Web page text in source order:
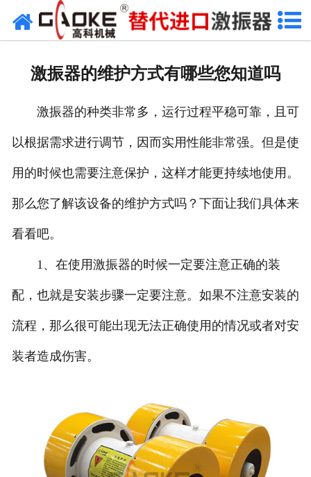
首页
联系高科
激振器的维护方式有哪些您知道吗
激振器的种类非常多，运行过程平稳可靠，且可
以根据需求进行调节，因而实用性能非常强。但是使
用的时候也需要注意保护，这样才能更持续地使用。
那么您了解该设备的维护方式吗？下面让我们具体来
看看吧。
1、在使用激振器的时候一定要注意正确的装
配，也就是安装步骤一定要注意。如果不注意安装的
流程，那么很可能出现无法正确使用的情况或者对安
装者造成伤害。